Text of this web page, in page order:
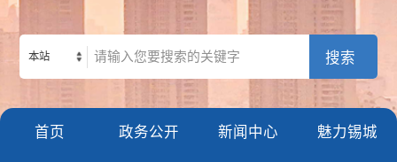
本站
首页 政务公开 新闻中心 魅力锡城